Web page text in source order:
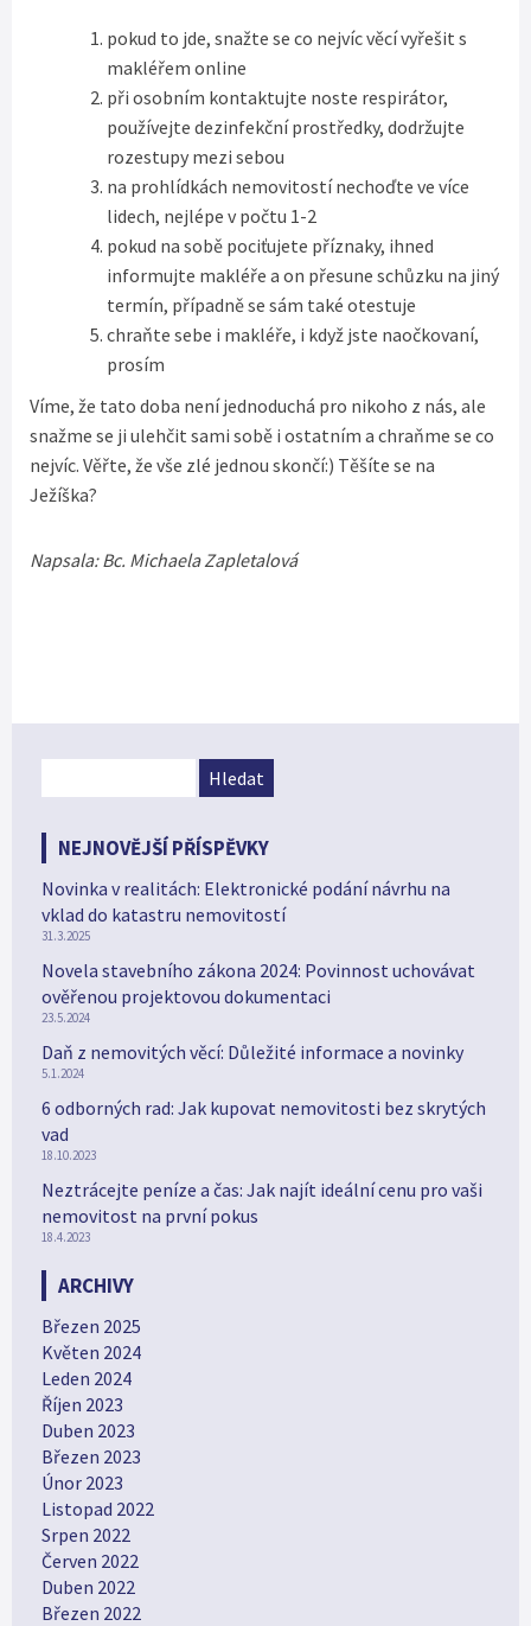
pokud to jde, snažte se co nejvíc věcí vyřešit s
makléřem online
při osobním kontaktujte noste respirátor,
používejte dezinfekční prostředky, dodržujte
rozestupy mezi sebou
na prohlídkách nemovitostí nechoďte ve více
lidech, nejlépe v počtu 1-2
pokud na sobě pociťujete příznaky, ihned
informujte makléře a on přesune schůzku na jiný
termín, případně se sám také otestuje
chraňte sebe i makléře, i když jste naočkovaní,
prosím
Víme, že tato doba není jednoduchá pro nikoho z nás, ale
snažme se ji ulehčit sami sobě i ostatním a chraňme se co
nejvíc. Věřte, že vše zlé jednou skončí:) Těšíte se na
Ježíška?
Napsala: Bc. Michaela Zapletalová
NEJNOVĚJŠÍ PŘÍSPĚVKY
Novinka v realitách: Elektronické podání návrhu na
vklad do katastru nemovitostí
31.3.2025
Novela stavebního zákona 2024: Povinnost uchovávat
ověřenou projektovou dokumentaci
23.5.2024
Daň z nemovitých věcí: Důležité informace a novinky
5.1.2024
6 odborných rad: Jak kupovat nemovitosti bez skrytých
vad
18.10.2023
Neztrácejte peníze a čas: Jak najít ideální cenu pro vaši
nemovitost na první pokus
18.4.2023
ARCHIVY
Březen 2025
Květen 2024
Leden 2024
Říjen 2023
Duben 2023
Březen 2023
Únor 2023
Listopad 2022
Srpen 2022
Červen 2022
Duben 2022
Březen 2022